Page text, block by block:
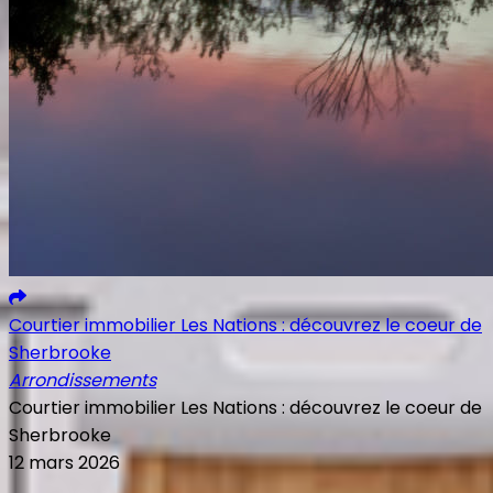
Courtier immobilier Les Nations : découvrez le coeur de
Sherbrooke
Arrondissements
Courtier immobilier Les Nations : découvrez le coeur de
Sherbrooke
12 mars 2026